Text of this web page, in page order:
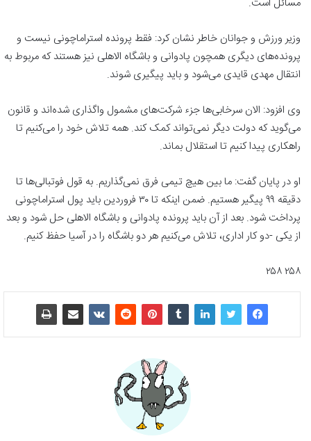
وزیر ورزش و جوانان خاطر نشان کرد: فقط پرونده استراماچونی نیست و
پرونده‌های دیگری همچون پادوانی و باشگاه الاهلی نیز هستند که مربوط به
انتقال مهدی قایدی می‌شود و باید پیگیری شوند.
وی افزود: الان سرخابی‌ها جزء شرکت‌های مشمول واگذاری شده‌اند و قانون
می‌گوید که دولت دیگر نمی‌تواند کمک کند. همه تلاش خود را می‌کنیم تا
راهکاری پیدا کنیم تا استقلال بماند.
او در پایان گفت: ما بین هیچ تیمی فرق نمی‌گذاریم. به قول فوتبالی‌ها تا
دقیقه ۹۹ پیگیر هستیم. ضمن اینکه تا ۳۰ فروردین باید پول استراماچونی
پرداخت شود. بعد از آن باید پرونده پادوانی و باشگاه الاهلی حل شود و بعد
از یکی -دو کار اداری، تلاش می‌کنیم هر دو باشگاه را در آسیا حفظ کنیم.
۲۵۸ ۲۵۸